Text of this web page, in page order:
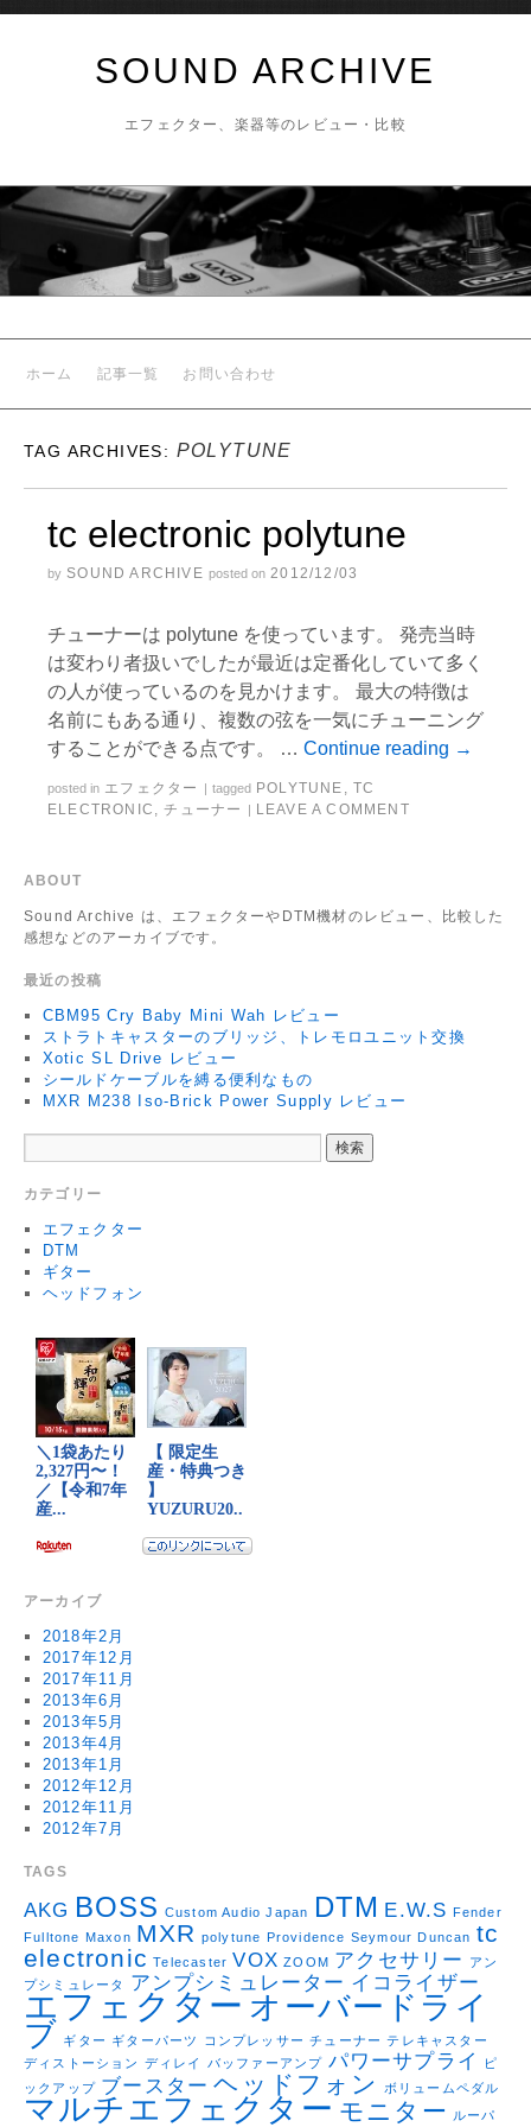
SOUND ARCHIVE
エフェクター、楽器等のレビュー・比較
ホーム 記事一覧 お問い合わせ
TAG ARCHIVES: POLYTUNE
tc electronic polytune
by SOUND ARCHIVE posted on 2012/12/03
チューナーは polytune を使っています。 発売当時
は変わり者扱いでしたが最近は定番化していて多く
の人が使っているのを見かけます。 最大の特徴は
名前にもある通り、複数の弦を一気にチューニング
することができる点です。 … Continue reading →
posted in エフェクター tagged POLYTUNE ,TC
ELECTRONIC ,チューナー LEAVE A COMMENT
ABOUT
Sound Archive は、エフェクターやDTM機材のレビュー、比較した
感想などのアーカイブです。
最近の投稿
CBM95 Cry Baby Mini Wah レビュー
ストラトキャスターのブリッジ、トレモロユニット交換
Xotic SL Drive レビュー
シールドケーブルを縛る便利なもの
MXR M238 Iso-Brick Power Supply レビュー
カテゴリー
エフェクター
DTM
ギター
ヘッドフォン
アーカイブ
2018年2月
2017年12月
2017年11月
2013年6月
2013年5月
2013年4月
2013年1月
2012年12月
2012年11月
2012年7月
TAGS
AKG BOSS Custom Audio Japan DTM E.W.S
Fender
Fulltone Maxon MXR polytune Providence Seymour Duncan tc
electronic Telecaster VOX ZOOM アクセサリー
アン
プシミュレータ
アンプシミュレーター イコライザー
エフェクター オーバードライ
ブ ギター ギターパーツ コンプレッサー チューナー テレキャスター
ディストーション ディレイ バッファーアンプ パワーサプライ
ピ
ックアップ ブースター ヘッドフォン ボリュームペダル
マルチエフェクター モニター ルーパ